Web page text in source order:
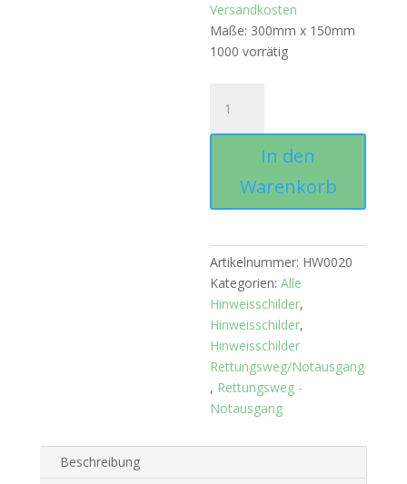
Versandkosten
Maße: 300mm x 150mm
1000 vorrätig
links
Menge
In den
Warenkorb
Artikelnummer: HW0020
Kategorien:Alle
Hinweisschilder,
Hinweisschilder,
Hinweisschilder
Rettungsweg/Notausgang
, Rettungsweg -
Notausgang
Beschreibung